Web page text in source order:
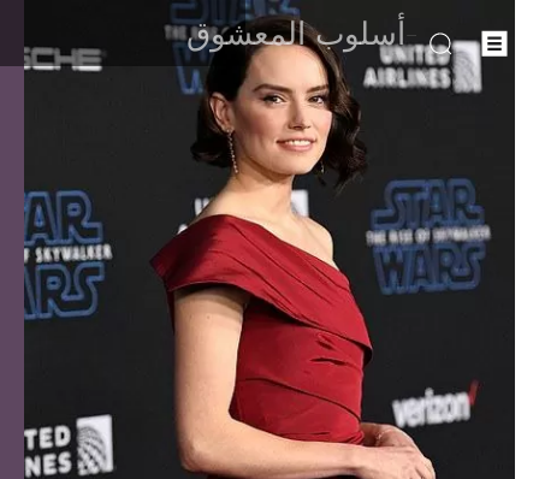
-أسلوب المعشوق